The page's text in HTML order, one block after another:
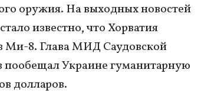
оружия. На выходных новостей
известно, что Хорватия
Ми-8. Глава МИД Саудовской
пообещал Украине гуманитарную
долларов.